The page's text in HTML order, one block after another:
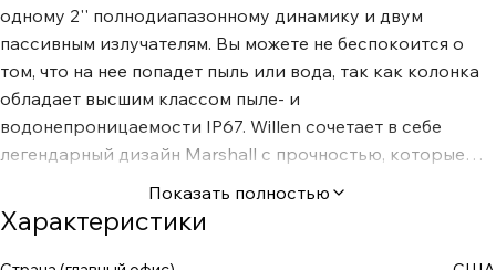
одному 2'' полнодиапазонному динамику и двум
пассивным излучателям. Вы можете не беспокоится о
том, что на нее попадет пыль или вода, так как колонка
обладает высшим классом пыле- и
водонепроницаемости IP67. Willen сочетает в себе
легендарный дизайн Marshall с прочностью, которые
позволяют расширить границы ее возможностей. Кроме
того, 15+ часов работы от одного заряда и ремешок для
крепления позволят вам взять с собой Willen куда
угодно. ВОЗЬМИТЕ ЗВУК MARSHALL С СОБОЙ КУДА
Показать полностью
Характеристики